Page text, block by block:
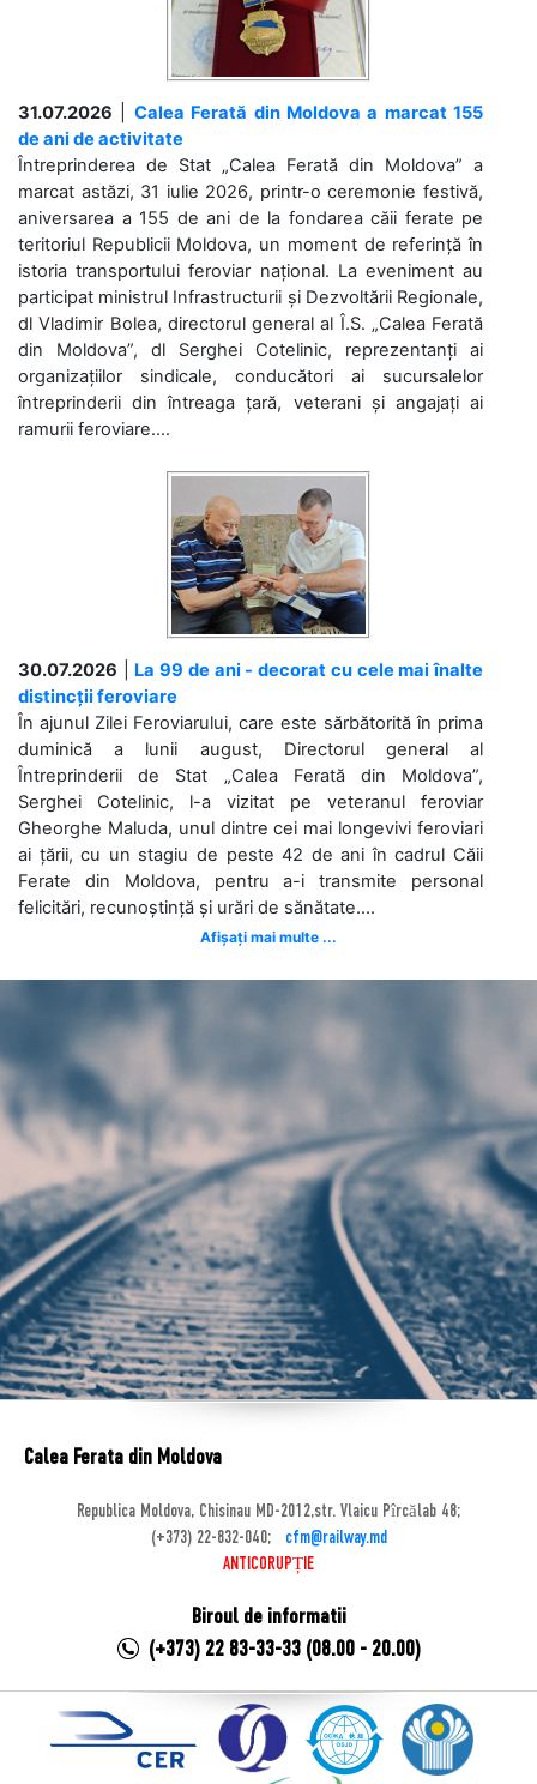
31.07.2026
Calea Ferată din Moldova a marcat 155
de ani de activitate
Întreprinderea de Stat „Calea Ferată din Moldova” a
marcat astăzi, 31 iulie 2026, printr-o ceremonie festivă,
aniversarea a 155 de ani de la fondarea căii ferate pe
teritoriul Republicii Moldova, un moment de referință în
istoria transportului feroviar național. La eveniment au
participat ministrul Infrastructurii și Dezvoltării Regionale,
dl Vladimir Bolea, directorul general al Î.S. „Calea Ferată
din Moldova”, dl Serghei Cotelinic, reprezentanți ai
organizațiilor sindicale, conducători ai sucursalelor
întreprinderii din întreaga țară, veterani și angajați ai
ramurii feroviare....
30.07.2026
La 99 de ani - decorat cu cele mai înalte
distincții feroviare
În ajunul Zilei Feroviarului, care este sărbătorită în prima
duminică a lunii august, Directorul general al
Întreprinderii de Stat „Calea Ferată din Moldova”,
Serghei Cotelinic, l-a vizitat pe veteranul feroviar
Gheorghe Maluda, unul dintre cei mai longevivi feroviari
ai țării, cu un stagiu de peste 42 de ani în cadrul Căii
Ferate din Moldova, pentru a-i transmite personal
felicitări, recunoștință și urări de sănătate....
Afișați mai multe ...
Calea Ferata din Moldova
Republica Moldova, Chisinau MD-2012,str. Vlaicu Pîrcălab 48;
(+373) 22-832-040;
cfm@railway.md
ANTICORUPȚIE
Biroul de informatii
(+373) 22 83-33-33 (08.00 - 20.00)